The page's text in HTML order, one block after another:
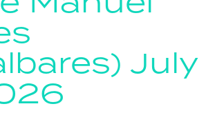
July